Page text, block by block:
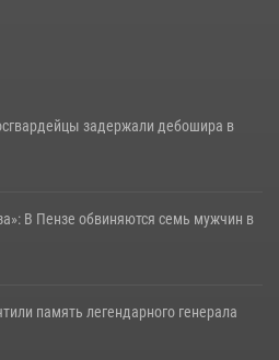
задержали дебошира в
В Пензе обвиняются семь мужчин в
память легендарного генерала